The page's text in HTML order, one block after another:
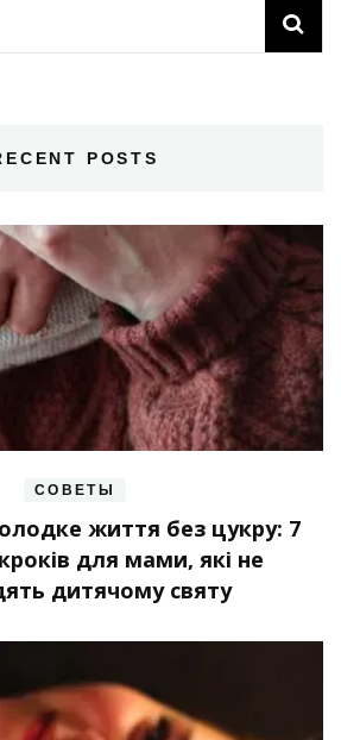
POSTS
СОВЕТЫ
життя без цукру: 7
для мами, які не
дитячому святу